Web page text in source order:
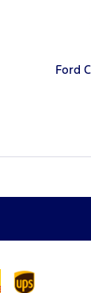
Ford